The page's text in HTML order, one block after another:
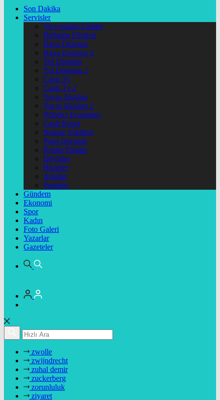
Son Dakika
Servisler
Vizyondaki Filmler
Haftanin Filmleri
Hava Durumu
Hava Durumu 2
Yol Durumu
Yol Durumu 2
Canlı Tv
Canlı Tv 2
Yayın Akışları
Yayın Akışları 2
Nöbetçi Eczaneler
Canlı Borsa
Namaz Vakitleri
Puan Durumu
Kripto Paralar
Dövizler
Hisseler
Altınlar
Pariteler
Gündem
Ekonomi
Spor
Kadın
Foto Galeri
Yazarlar
Gazeteler
zwolle
zwijndrecht
zuhal demir
zuckerberg
zorunluluk
ziyaret